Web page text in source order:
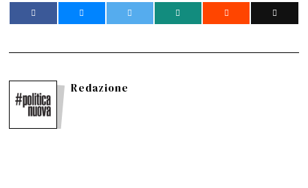
Redazione